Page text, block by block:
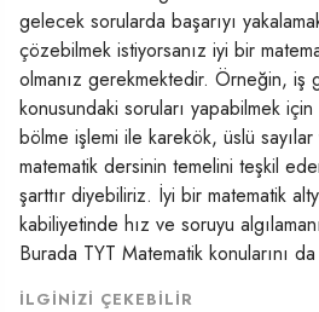
gelecek sorularda başarıyı
çözebilmek istiyorsanız iyi bir
olmanız gerekmektedir. Örneğin, iş
konusundaki soruları yapabilmek
bölme işlemi ile karekök, üslü
matematik dersinin temelini teşkil
şarttır diyebiliriz. İyi bir matematik
kabiliyetinde hız ve soruyu
Burada TYT Matematik konularını
İLGINIZI ÇEKEBILIR